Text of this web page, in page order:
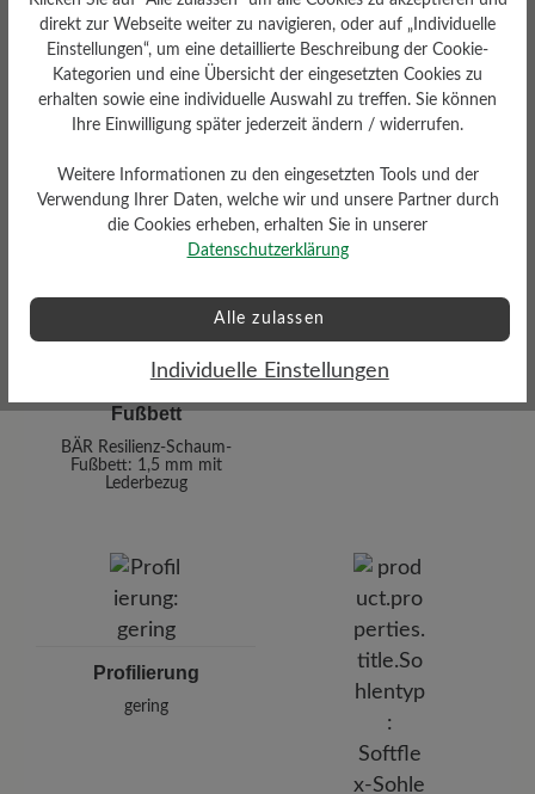
Fußbett
BÄR Resilienz-Schaum-
Fußbett: 1,5 mm mit
Lederbezug
Funktionalität
Atmungsaktiv
Profilierung
gering
direkt zur Webseite weiter zu navigieren, oder auf „Individuelle
Einstellungen“, um eine detaillierte Beschreibung der Cookie-
Kategorien und eine Übersicht der eingesetzten Cookies zu
erhalten sowie eine individuelle Auswahl zu treffen. Sie können
Ihre Einwilligung später jederzeit ändern / widerrufen.
Weitere Informationen zu den eingesetzten Tools und der
Verwendung Ihrer Daten, welche wir und unsere Partner durch
die Cookies erheben, erhalten Sie in unserer
Datenschutzerklärung
Alle zulassen
Individuelle Einstellungen